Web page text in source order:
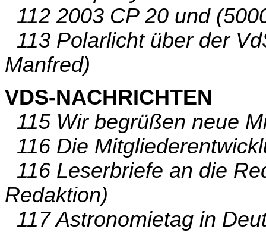
112 2003 CP 20 und
113 Polarlicht über der
Manfred)
VDS-NACHRICHTEN
115 Wir begrüßen neue
116 Die
116 Leserbriefe an die
Redaktion)
117 Astronomietag in